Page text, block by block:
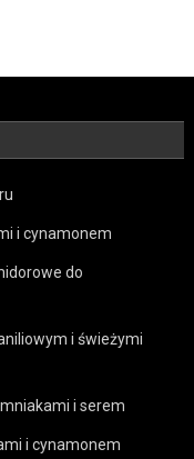
i cynamonem
do
i świeżymi
i serem
i cynamonem